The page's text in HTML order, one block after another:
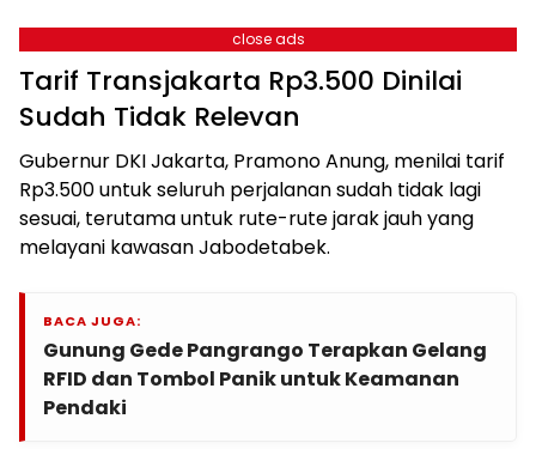
close ads
Tarif Transjakarta Rp3.500 Dinilai
Sudah Tidak Relevan
Gubernur DKI Jakarta, Pramono Anung, menilai tarif
Rp3.500 untuk seluruh perjalanan sudah tidak lagi
sesuai, terutama untuk rute-rute jarak jauh yang
melayani kawasan Jabodetabek.
BACA JUGA:
Gunung Gede Pangrango Terapkan Gelang
RFID dan Tombol Panik untuk Keamanan
Pendaki